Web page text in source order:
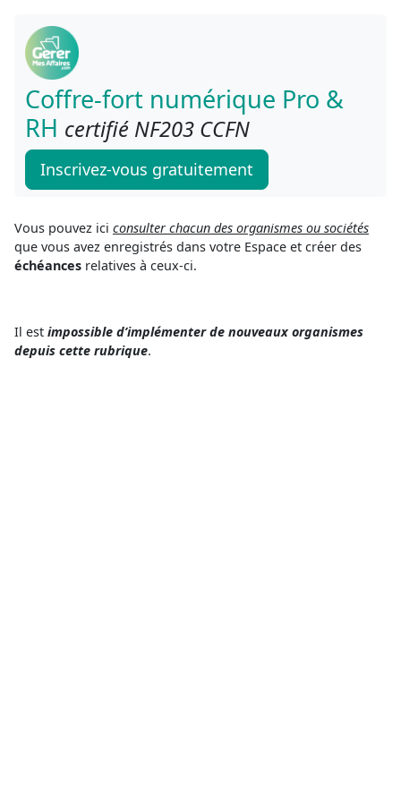
Coffre-fort numérique Pro &
RH certifié NF203 CCFN
Inscrivez-vous gratuitement
Vous pouvez ici consulter chacun des organismes ou sociétés
que vous avez enregistrés dans votre Espace et créer des
échéances relatives à ceux-ci.
Il est impossible d’implémenter de nouveaux organismes
depuis cette rubrique.